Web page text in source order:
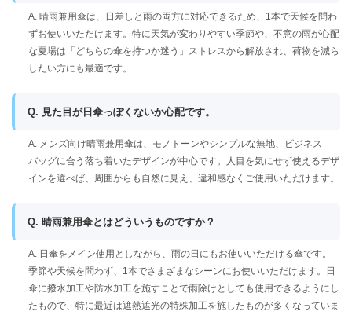
A. 晴雨兼用傘は、日差しと雨の両方に対応できるため、1本で天候を問わ
ずお使いいただけます。特に天気が変わりやすい季節や、不意の雨が心配
な夏場は「どちらの傘を持つか迷う」ストレスから解放され、荷物を減ら
したい方にも最適です。
Q. 見た目が日傘っぽくないか心配です。
A. メンズ向け晴雨兼用傘は、モノトーンやシンプルな無地、ビジネス
バッグに合う落ち着いたデザインが中心です。人目を気にせず使えるデザ
インを選べば、周囲からも自然に見え、違和感なくご使用いただけます。
Q. 晴雨兼用傘とはどういうものですか？
A. 日傘をメイン使用としながら、雨の日にもお使いいただける傘です。
季節や天候を問わず、1本でさまざまなシーンにお使いいただけます。日
傘に撥水加工や防水加工を施すことで雨除けとしても使用できるようにし
たもので、特に最近は遮熱遮光の特殊加工を施したものが多くなっていま